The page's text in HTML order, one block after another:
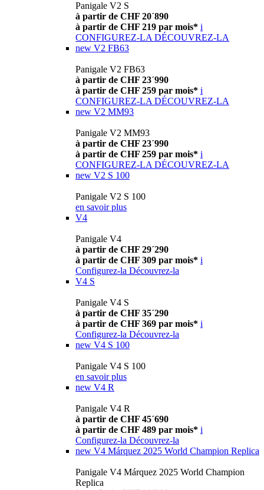
Panigale V2 S
à partir de CHF 20´890
à partir de CHF 219 par mois* i
CONFIGUREZ-LA DÉCOUVREZ-LA
new V2 FB63
Panigale V2 FB63
à partir de CHF 23´990
à partir de CHF 259 par mois* i
CONFIGUREZ-LA DÉCOUVREZ-LA
new V2 MM93
Panigale V2 MM93
à partir de CHF 23´990
à partir de CHF 259 par mois* i
CONFIGUREZ-LA DÉCOUVREZ-LA
new V2 S 100
Panigale V2 S 100
en savoir plus
V4
Panigale V4
à partir de CHF 29´290
à partir de CHF 309 par mois* i
Configurez-la Découvrez-la
V4 S
Panigale V4 S
à partir de CHF 35´290
à partir de CHF 369 par mois* i
Configurez-la Découvrez-la
new V4 S 100
Panigale V4 S 100
en savoir plus
new V4 R
Panigale V4 R
à partir de CHF 45´690
à partir de CHF 489 par mois* i
Configurez-la Découvrez-la
new V4 Márquez 2025 World Champion Replica
Panigale V4 Márquez 2025 World Champion
Replica